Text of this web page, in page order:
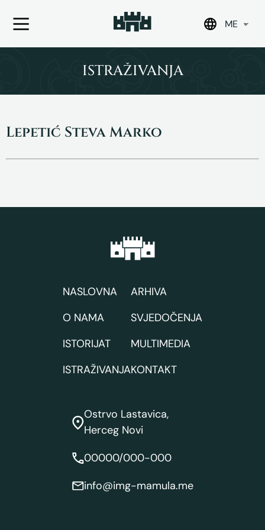
ME
ISTRAŽIVANJA
Lepetić Steva Marko
NASLOVNA
O NAMA
ISTORIJAT
ISTRAŽIVANJA
ARHIVA
SVJEDOČENJA
MULTIMEDIA
KONTAKT
Ostrvo Lastavica,
Herceg Novi
00000/000-000
info@img-mamula.me